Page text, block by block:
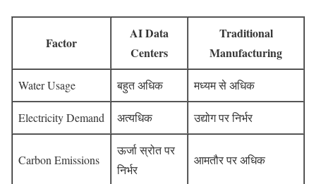
Factor
AI Data
Centers
Traditional
Manufacturing
Water Usage बहुत अधिक मध्यम से अधिक
Electricity Demand अत्यधिक उद्योग पर निर्भर
Carbon Emissions
ऊर्जा स्रोत पर
निर्भर
आमतौर पर अधिक